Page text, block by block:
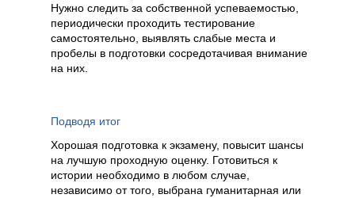
Нужно следить за собственной успеваемостью,
периодически проходить тестирование
самостоятельно, выявлять слабые места и
пробелы в подготовки сосредотачивая внимание
на них.
Подводя итог
Хорошая подготовка к экзамену, повысит шансы
на лучшую проходную оценку. Готовиться к
истории необходимо в любом случае,
независимо от того, выбрана гуманитарная или